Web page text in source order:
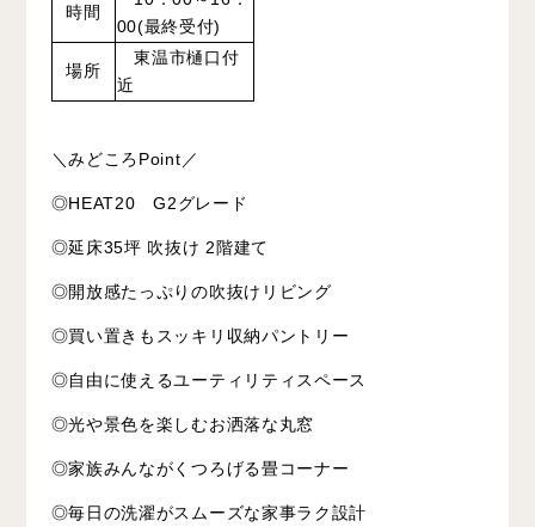
時間
00(最終受付)
場所
東温市樋口付
近
＼みどころPoint／
◎HEAT20 G2グレード
◎延床35坪 吹抜け 2階建て
◎開放感たっぷりの吹抜けリビング
◎買い置きもスッキリ収納パントリー
◎自由に使えるユーティリティスペース
◎光や景色を楽しむお洒落な丸窓
◎家族みんながくつろげる畳コーナー
◎毎日の洗濯がスムーズな家事ラク設計